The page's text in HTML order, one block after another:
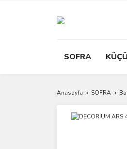
SOFRA
Anasayfa SOFRA